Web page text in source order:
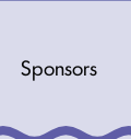
Sponsors